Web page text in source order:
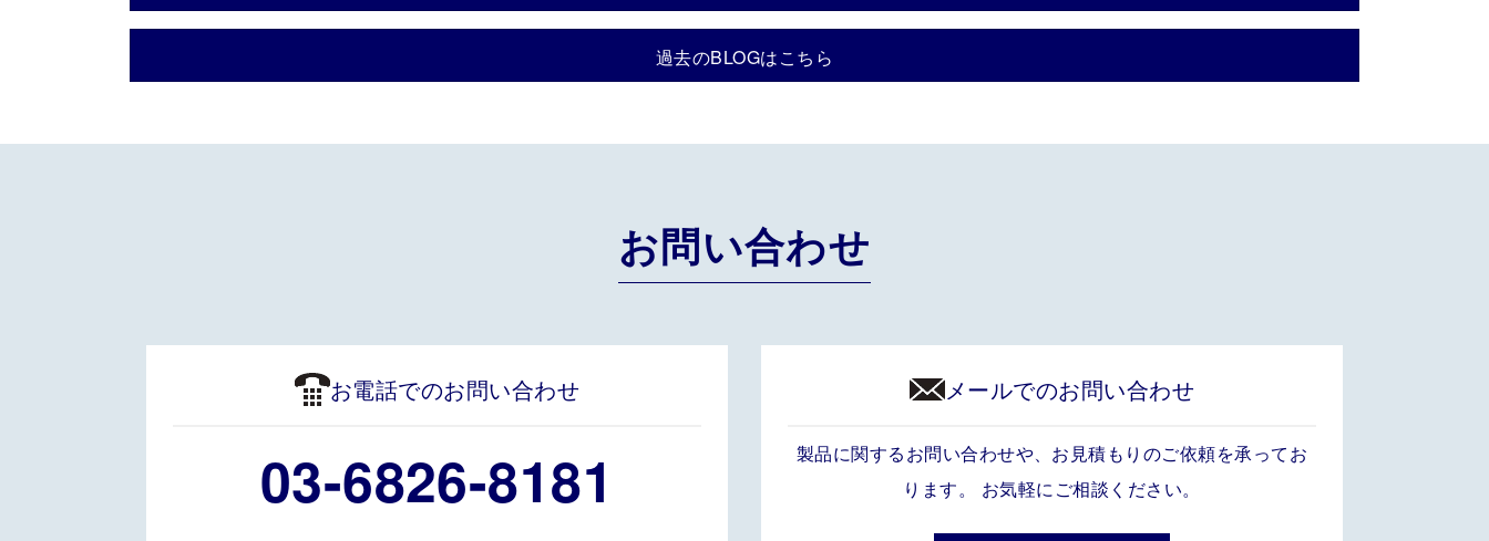
過去のBLOGはこちら
お問い合わせ
お電話でのお問い合わせ
03-6826-8181
メールでのお問い合わせ
製品に関するお問い合わせや、お見積もりのご依頼を承ってお
ります。 お気軽にご相談ください。